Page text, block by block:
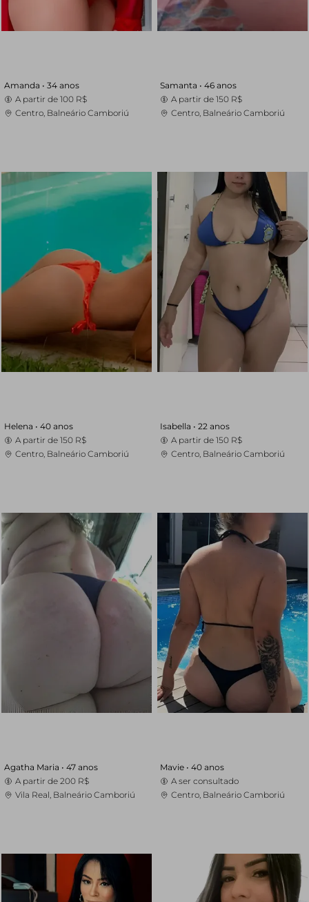
Amanda • 34 anos
A partir de 100 R$
Centro, Balneário Camboriú
Samanta • 46 anos
A partir de 150 R$
Centro, Balneário Camboriú
Helena • 40 anos
A partir de 150 R$
Centro, Balneário Camboriú
Isabella • 22 anos
A partir de 150 R$
Centro, Balneário Camboriú
Agatha Maria • 47 anos
A partir de 200 R$
Vila Real, Balneário Camboriú
Mavie • 40 anos
A ser consultado
Centro, Balneário Camboriú